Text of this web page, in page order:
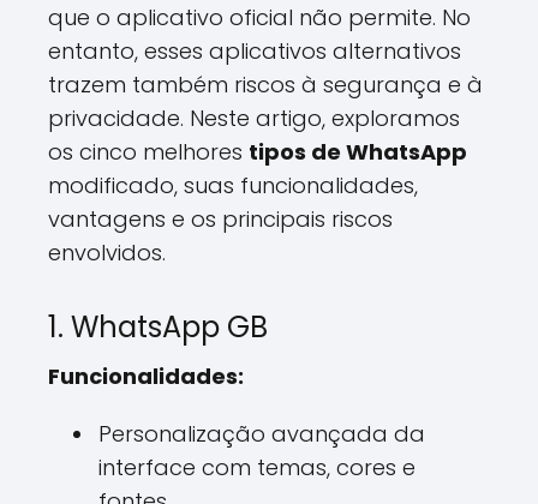
que o aplicativo oficial não permite. No
entanto, esses aplicativos alternativos
trazem também riscos à segurança e à
privacidade. Neste artigo, exploramos
os cinco melhores tipos de WhatsApp
modificado, suas funcionalidades,
vantagens e os principais riscos
envolvidos.
1. WhatsApp GB
Funcionalidades:
Personalização avançada da
interface com temas, cores e